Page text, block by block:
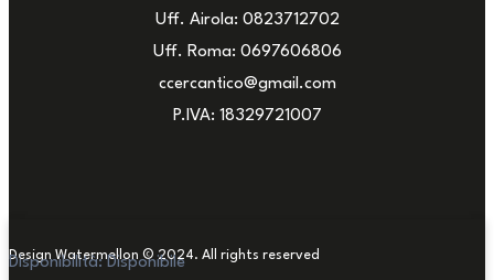
Uff. Airola: 0823712702
Uff. Roma: 0697606806
ccercantico@gmail.com
P.IVA: 18329721007
Design Watermellon © 2024. All rights reserved
Disponibilità: Disponibile